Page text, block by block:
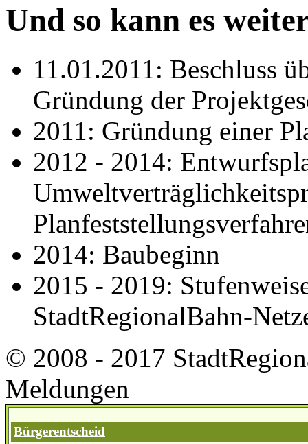
Und so kann es
11.01.2011: Beschluss
Gründung der
2011: Gründung einer
2012 - 2014:
2014: Baubeginn
2015 - 2019:
StadtRegionalBahn-
© 2008 - 2017
Meldungen
Bürgerentscheid